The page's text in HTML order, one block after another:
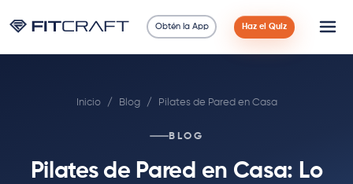
Obtén la App Haz el Quiz
Inicio / Blog / Pilates de Pared en Casa
BLOG
Pilates de Pared en Casa: Lo